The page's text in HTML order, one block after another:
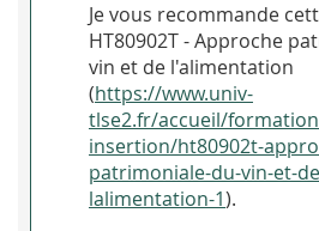
Je vous recommande
HT80902T - Approche
vin et de l'alimentation
(https://www.univ-
tlse2.fr/accueil/
insertion/ht80902t-
patrimoniale-du-vin-et-
lalimentation-1).